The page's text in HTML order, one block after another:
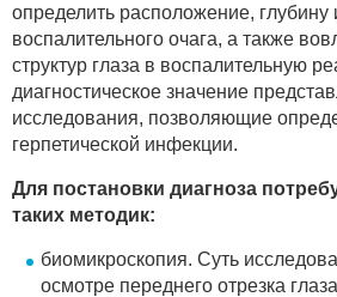
определить расположение, глубину
воспалительного очага, а также
структур глаза в воспалительную
диагностическое значение
исследования, позволяющие
герпетической инфекции.
Для постановки диагноза
таких методик:
биомикроскопия. Суть
осмотре переднего отрезка